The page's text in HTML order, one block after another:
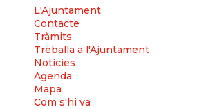
L'Ajuntament
Contacte
Tràmits
Treballa a l'Ajuntament
Notícies
Agenda
Mapa
Com s'hi va